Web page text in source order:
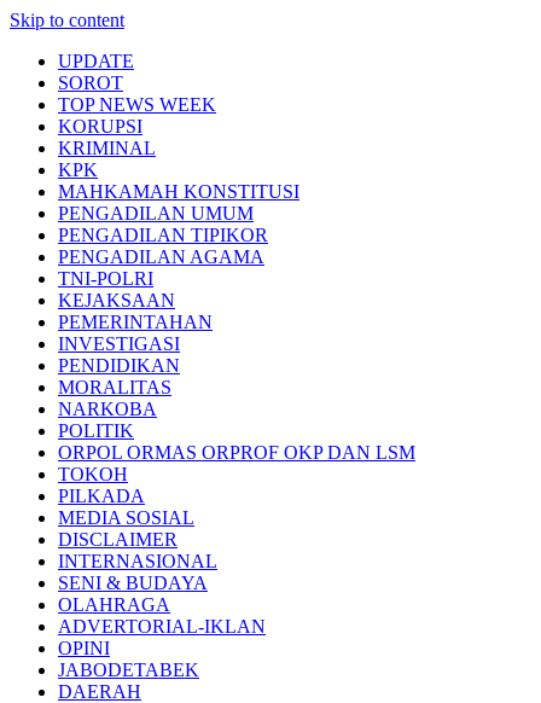
Skip to content
UPDATE
SOROT
TOP NEWS WEEK
KORUPSI
KRIMINAL
KPK
MAHKAMAH KONSTITUSI
PENGADILAN UMUM
PENGADILAN TIPIKOR
PENGADILAN AGAMA
TNI-POLRI
KEJAKSAAN
PEMERINTAHAN
INVESTIGASI
PENDIDIKAN
MORALITAS
NARKOBA
POLITIK
ORPOL ORMAS ORPROF OKP DAN LSM
TOKOH
PILKADA
MEDIA SOSIAL
DISCLAIMER
INTERNASIONAL
SENI & BUDAYA
OLAHRAGA
ADVERTORIAL-IKLAN
OPINI
JABODETABEK
DAERAH